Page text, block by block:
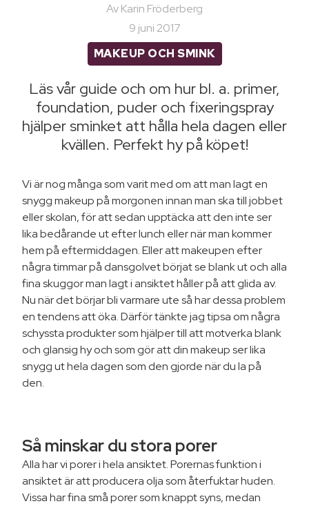
Av Karin Fröderberg
9 juni 2017
MAKEUP OCH SMINK
Läs vår guide och om hur bl. a. primer,
foundation, puder och fixeringspray
hjälper sminket att hålla hela dagen eller
kvällen. Perfekt hy på köpet!
Vi är nog många som varit med om att man lagt en
snygg makeup på morgonen innan man ska till jobbet
eller skolan, för att sedan upptäcka att den inte ser
lika bedårande ut efter lunch eller när man kommer
hem på eftermiddagen. Eller att makeupen efter
några timmar på dansgolvet börjat se blank ut och alla
fina skuggor man lagt i ansiktet håller på att glida av.
Nu när det börjar bli varmare ute så har dessa problem
en tendens att öka. Därför tänkte jag tipsa om några
schyssta produkter som hjälper till att motverka blank
och glansig hy och som gör att din makeup ser lika
snygg ut hela dagen som den gjorde när du la på
den.
Så minskar du stora porer
Alla har vi porer i hela ansiktet. Porernas funktion i
ansiktet är att producera olja som återfuktar huden.
Vissa har fina små porer som knappt syns, medan